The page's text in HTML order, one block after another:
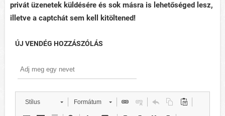
privát üzenetek küldésére és sok másra is lehetőséged lesz,
illetve a captchát sem kell kitöltened!
ÚJ VENDÉG HOZZÁSZÓLÁS
Stílus Formátum